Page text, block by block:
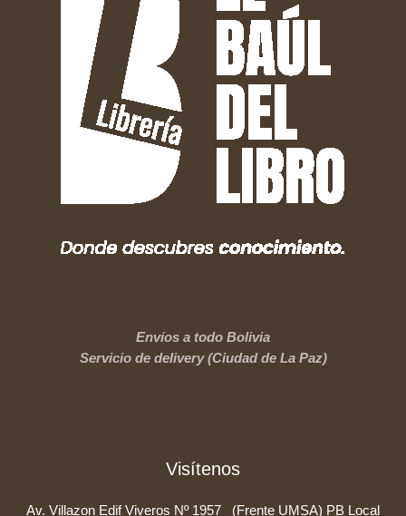
Envíos a todo Bolivia
Servicio de delivery (Ciudad de La Paz)
Visítenos
Av. Villazon Edif Viveros Nº 1957 (Frente UMSA) PB Local